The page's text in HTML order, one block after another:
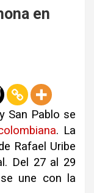
en
San Pablo se
. La
Rafael Uribe
Del 27 al 29
une con la